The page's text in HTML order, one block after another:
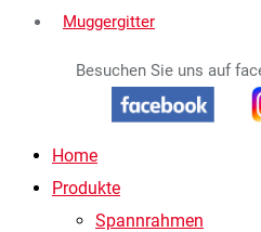
Muggergitter
Besuchen Sie uns auf
Home
Produkte
Spannrahmen